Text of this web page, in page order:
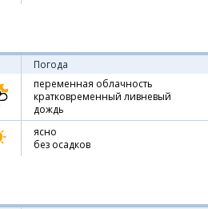
Погода
переменная облачность
кратковременный ливневый
дождь
ясно
без осадков